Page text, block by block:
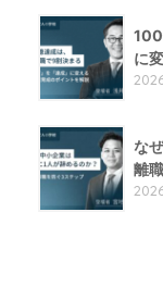
100
に
な
離